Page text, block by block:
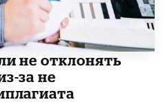
не отклонять
за не